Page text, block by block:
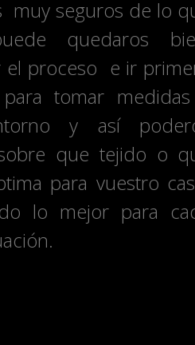
muy seguros de lo
quedaros
el proceso e ir
tomar
y así
que tejido o
para vuestro
lo mejor para